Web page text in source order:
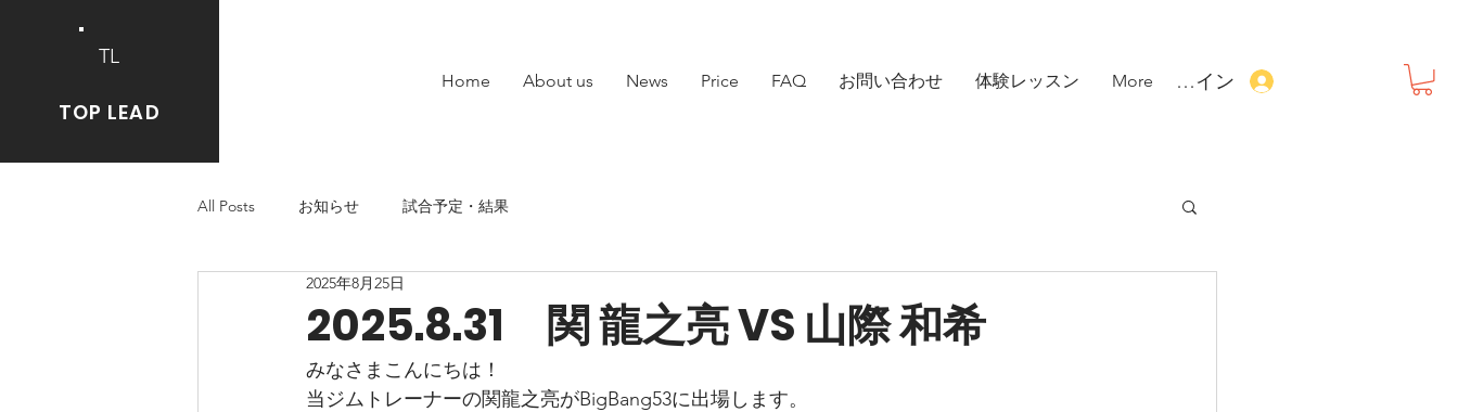
TL
TOP LEAD
Home About us News Price FAQ お問い合わせ 体験レッスン More ログイン
All Posts お知らせ 試合予定・結果
2025.8.31 関 龍之亮 VS 山際 和希
2025年8月25日
みなさまこんにちは！
当ジムトレーナーの関龍之亮がBigBang53に出場します。